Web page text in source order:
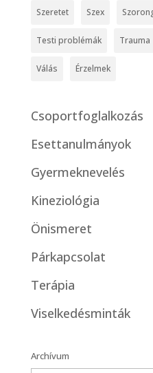
Szeretet Szex
Testi problémák Trauma
Válás Érzelmek
Csoportfoglalkozás
Esettanulmányok
Gyermeknevelés
Kineziológia
Önismeret
Párkapcsolat
Terápia
Viselkedésminták
Archívum